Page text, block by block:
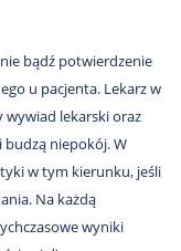
bądź potwierdzenie
u pacjenta. Lekarz w
wywiad lekarski oraz
budzą niepokój. W
w tym kierunku, jeśli
Na każdą
wyniki